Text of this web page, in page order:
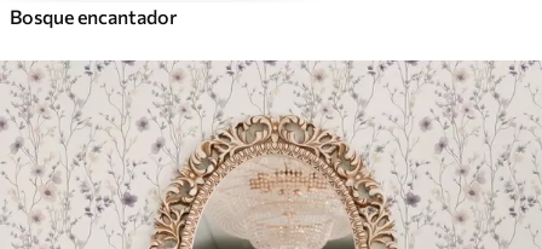
Bosque encantador